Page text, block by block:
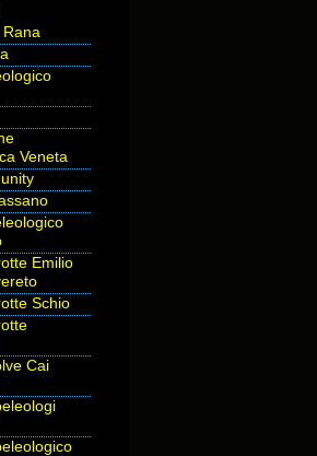
Rana
Veneta
Emilio
Schio
Cai